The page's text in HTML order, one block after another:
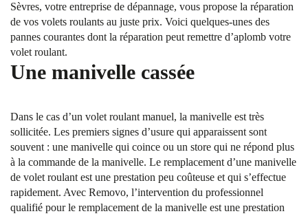
Sèvres, votre entreprise de dépannage, vous propose la réparation
de vos volets roulants au juste prix. Voici quelques-unes des
pannes courantes dont la réparation peut remettre d’aplomb votre
volet roulant.
Une manivelle cassée
Dans le cas d’un volet roulant manuel, la manivelle est très
sollicitée. Les premiers signes d’usure qui apparaissent sont
souvent : une manivelle qui coince ou un store qui ne répond plus
à la commande de la manivelle. Le remplacement d’une manivelle
de volet roulant est une prestation peu coûteuse et qui s’effectue
rapidement. Avec Removo, l’intervention du professionnel
qualifié pour le remplacement de la manivelle est une prestation